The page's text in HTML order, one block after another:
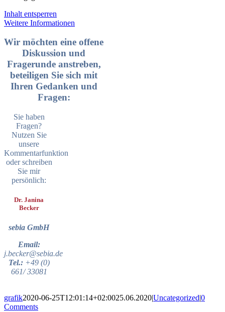
Inhalt entsperren
Weitere Informationen
Wir möchten eine offene
Diskussion und
Fragerunde anstreben,
beteiligen Sie sich mit
Ihren Gedanken und
Fragen:
Sie haben
Fragen?
Nutzen Sie
unsere
Kommentarfunktion
oder schreiben
Sie mir
persönlich:
Dr. Janina
Becker
sebia GmbH
Email:
j.becker@sebia.de
Tel.:+49 (0)
661/ 33081
grafik2020-06-25T12:01:14+02:0025.06.2020|Uncategorized|0
Comments